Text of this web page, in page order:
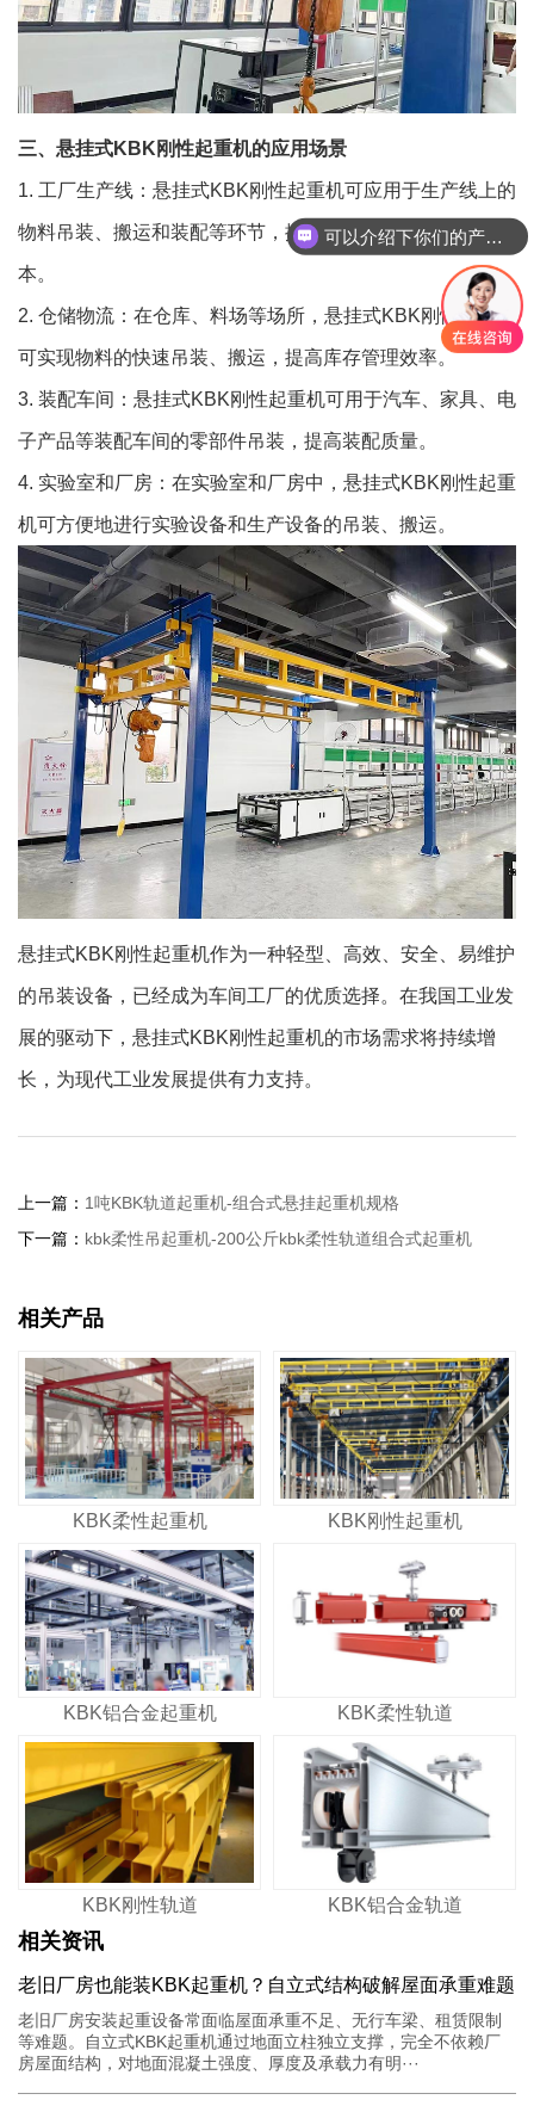
三、悬挂式KBK刚性起重机的应用场景
1. 工厂生产线：悬挂式KBK刚性起重机可应用于生产线上的
物料吊装、搬运和装配等环节，提高生产效率，降低人力成
本。
2. 仓储物流：在仓库、料场等场所，悬挂式KBK刚性起重机
可实现物料的快速吊装、搬运，提高库存管理效率。
3. 装配车间：悬挂式KBK刚性起重机可用于汽车、家具、电
子产品等装配车间的零部件吊装，提高装配质量。
4. 实验室和厂房：在实验室和厂房中，悬挂式KBK刚性起重
机可方便地进行实验设备和生产设备的吊装、搬运。
悬挂式KBK刚性起重机作为一种轻型、高效、安全、易维护
的吊装设备，已经成为车间工厂的优质选择。在我国工业发
展的驱动下，悬挂式KBK刚性起重机的市场需求将持续增
长，为现代工业发展提供有力支持。
上一篇： 1吨KBK轨道起重机-组合式悬挂起重机规格
下一篇： kbk柔性吊起重机-200公斤kbk柔性轨道组合式起重机
相关产品
KBK柔性起重机 KBK刚性起重机
KBK铝合金起重机 KBK柔性轨道
KBK刚性轨道 KBK铝合金轨道
相关资讯
老旧厂房也能装KBK起重机？自立式结构破解屋面承重难题
老旧厂房安装起重设备常面临屋面承重不足、无行车梁、租赁限制
等难题。自立式KBK起重机通过地面立柱独立支撑，完全不依赖厂
房屋面结构，对地面混凝土强度、厚度及承载力有明···
可以介绍下你们的产品么